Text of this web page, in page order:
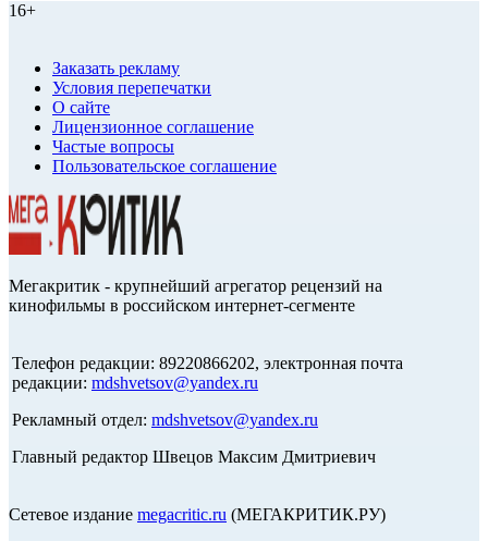
16+
Заказать рекламу
Условия перепечатки
О сайте
Лицензионное соглашение
Частые вопросы
Пользовательское соглашение
Мегакритик - крупнейший агрегатор рецензий на
кинофильмы в российском интернет-сегменте
Телефон редакции: 89220866202, электронная почта
редакции: mdshvetsov@yandex.ru
Рекламный отдел: mdshvetsov@yandex.ru
Главный редактор Швецов Максим Дмитриевич
Сетевое издание megacritic.ru (МЕГАКРИТИК.РУ)